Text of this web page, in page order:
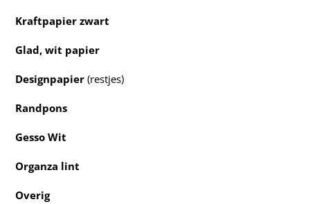
Kraftpapier zwart
Glad, wit papier
Designpapier (restjes)
Randpons
Gesso Wit
Organza lint
Overig